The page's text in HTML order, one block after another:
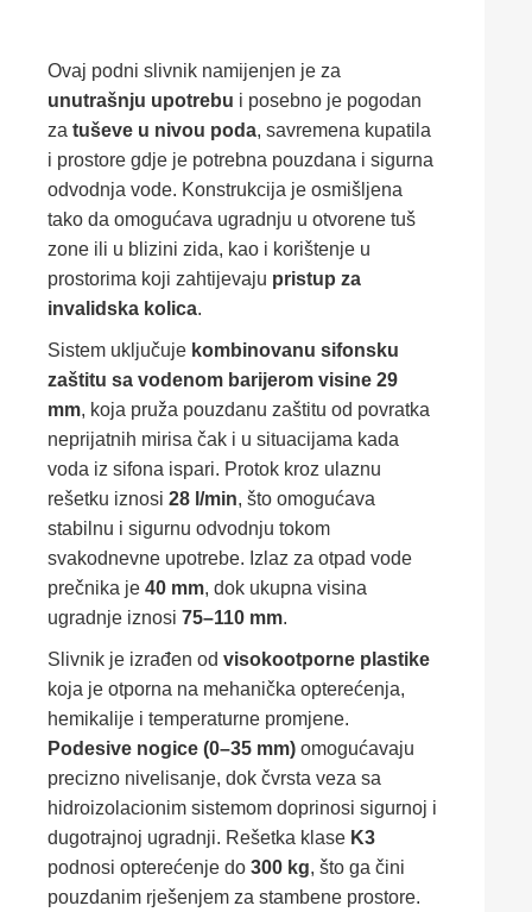
Ovaj podni slivnik namijenjen je za
unutrašnju upotrebu i posebno je pogodan
za tuševe u nivou poda, savremena kupatila
i prostore gdje je potrebna pouzdana i sigurna
odvodnja vode. Konstrukcija je osmišljena
tako da omogućava ugradnju u otvorene tuš
zone ili u blizini zida, kao i korištenje u
prostorima koji zahtijevaju pristup za
invalidska kolica.
Sistem uključuje kombinovanu sifonsku
zaštitu sa vodenom barijerom visine 29
mm, koja pruža pouzdanu zaštitu od povratka
neprijatnih mirisa čak i u situacijama kada
voda iz sifona ispari. Protok kroz ulaznu
rešetku iznosi 28 l/min, što omogućava
stabilnu i sigurnu odvodnju tokom
svakodnevne upotrebe. Izlaz za otpad vode
prečnika je 40 mm, dok ukupna visina
ugradnje iznosi 75–110 mm.
Slivnik je izrađen od visokootporne plastike
koja je otporna na mehanička opterećenja,
hemikalije i temperaturne promjene.
Podesive nogice (0–35 mm) omogućavaju
precizno nivelisanje, dok čvrsta veza sa
hidroizolacionim sistemom doprinosi sigurnoj i
dugotrajnoj ugradnji. Rešetka klase K3
podnosi opterećenje do 300 kg, što ga čini
pouzdanim rješenjem za stambene prostore.